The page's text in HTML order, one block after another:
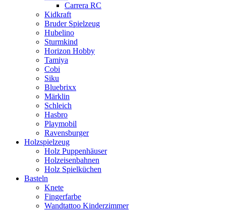
Carrera RC
Kidkraft
Bruder Spielzeug
Hubelino
Sturmkind
Horizon Hobby
Tamiya
Cobi
Siku
Bluebrixx
Märklin
Schleich
Hasbro
Playmobil
Ravensburger
Holzspielzeug
Holz Puppenhäuser
Holzeisenbahnen
Holz Spielküchen
Basteln
Knete
Fingerfarbe
Wandtattoo Kinderzimmer